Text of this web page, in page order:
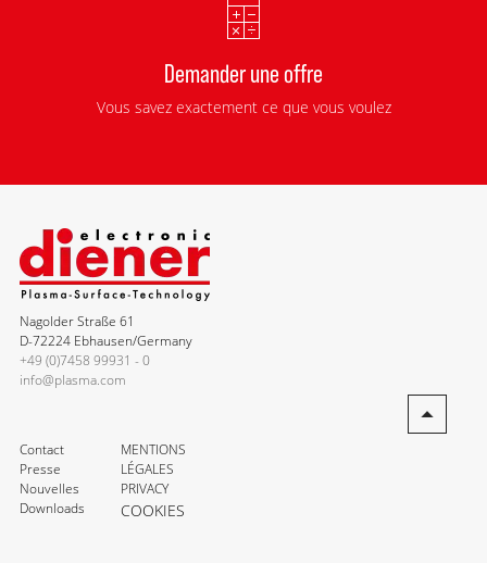
Demander une offre
Vous savez exactement ce que vous voulez
Nagolder Straße 61
D-72224 Ebhausen/Germany
+49 (0)7458 99931 - 0
info@plasma.com
Contact
Presse
Nouvelles
Downloads
MENTIONS
LÉGALES
PRIVACY
COOKIES